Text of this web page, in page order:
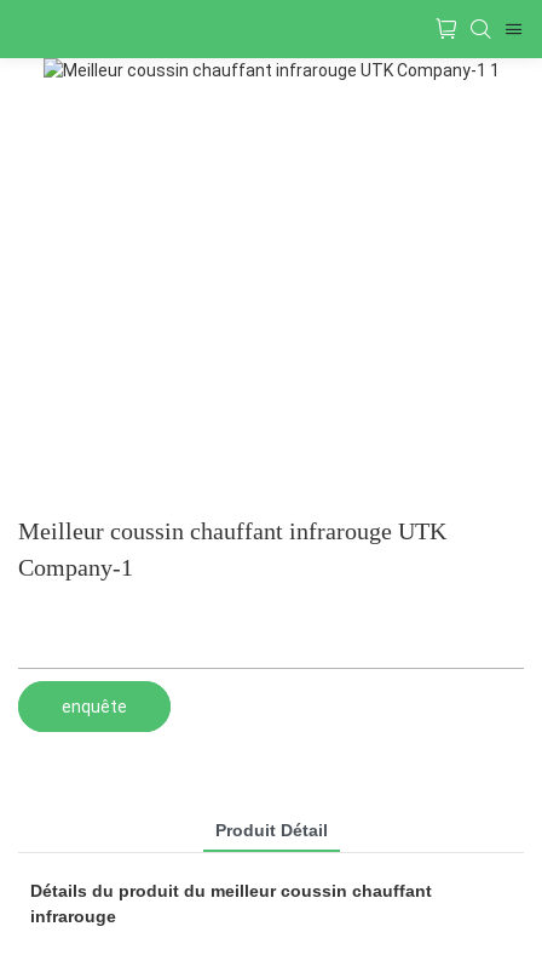
Meilleur coussin chauffant infrarouge UTK
Company-1
enquête
Produit Détail
Détails du produit du meilleur coussin chauffant
infrarouge